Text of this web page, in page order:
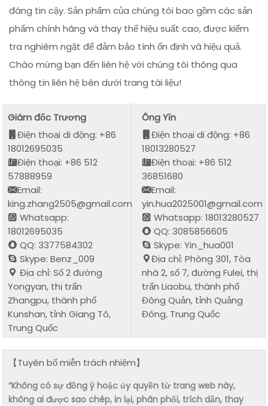
đáng tin cậy. Sản phẩm của chúng tôi bao gồm các sản
phẩm chính hãng và thay thế hiệu suất cao, được kiểm
tra nghiêm ngặt để đảm bảo tính ổn định và hiệu quả.
Chào mừng bạn đến liên hệ với chúng tôi thông qua
thông tin liên hệ bên dưới trang tài liệu!
Giám đốc Trương
Điện thoại di động: +86
18012695035
Điện thoại: +86 512
57888959
Email:
king.zhang2505@gmail.com
Whatsapp:
18012695035
QQ: 3377584302
Skype: Benz_009
Địa chỉ: Số 2 đường
Yongyan, thị trấn
Zhangpu, thành phố
Kunshan, tỉnh Giang Tô,
Trung Quốc
Ông Yǐn
Điện thoại di động: +86
18013280527
Điện thoại: +86 512
36851680
Email:
yin.hua2025001@gmail.com
Whatsapp: 18013280527
QQ: 3085856605
Skype: Yin_hua001
Địa chỉ: Phòng 301, Tòa
nhà 2, số 7, đường Fulei, thị
trấn Liaobu, thành phố
Đông Quản, tỉnh Quảng
Đông, Trung Quốc
【Tuyên bố miễn trách nhiệm】
“Không có sự đồng ý hoặc ủy quyền từ trang web này,
không ai được sao chép, in lại, phân phối, trích dẫn, thay